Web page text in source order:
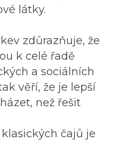
látky.
zdůrazňuje, že
k celé řadě
a sociálních
věří, že je lepší
než řešit
klasických čajů je